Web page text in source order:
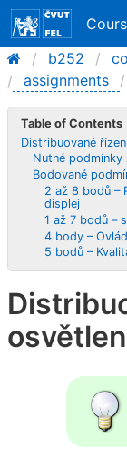
b252
assignments
Table of Contents
Distribuované
Nutné podmínky
Bodované
2 až 8 bodů –
displej
1 až 7 bodů –
4 body –
5 bodů –